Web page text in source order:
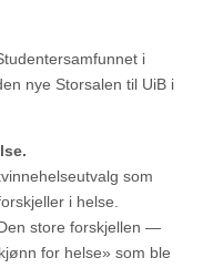
i
nye Storsalen til UiB i
som
i helse.
store forskjellen —
for helse» som ble